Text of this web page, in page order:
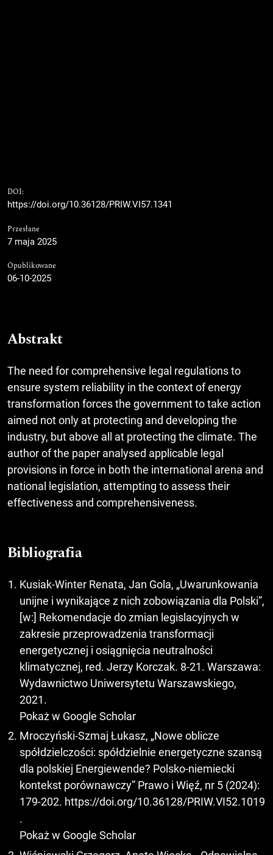
DOI:
https://doi.org/10.36128/PRIW.VI57.1341
Przesłane
7 maja 2025
Opublikowane
06-10-2025
Abstrakt
The need for comprehensive legal regulations to
ensure system reliability in the context of energy
transformation forces the government to take action
aimed not only at protecting and developing the
industry, but above all at protecting the climate. The
author of the paper analysed applicable legal
provisions in force in both the international arena and
national legislation, attempting to assess their
effectiveness and comprehensiveness.
Bibliografia
Kusiak-Winter Renata, Jan Gola, „Uwarunkowania
unijne i wynikające z nich zobowiązania dla Polski”,
[w:] Rekomendacje do zmian legislacyjnych w
zakresie przeprowadzenia transformacji
energetycznej i osiągnięcia neutralności
klimatycznej, red. Jerzy Korczak. 8-21. Warszawa:
Wydawnictwo Uniwersytetu Warszawskiego,
2021.
Pokaż w Google Scholar
Mroczyński-Szmaj Łukasz, „Nowe oblicze
spółdzielczości: spółdzielnie energetyczne szansą
dla polskiej Energiewende? Polsko-niemiecki
kontekst porównawczy” Prawo i Więź, nr 5 (2024):
179-202. https://doi.org/10.36128/PRIW.VI52.1019
.
Pokaż w Google Scholar